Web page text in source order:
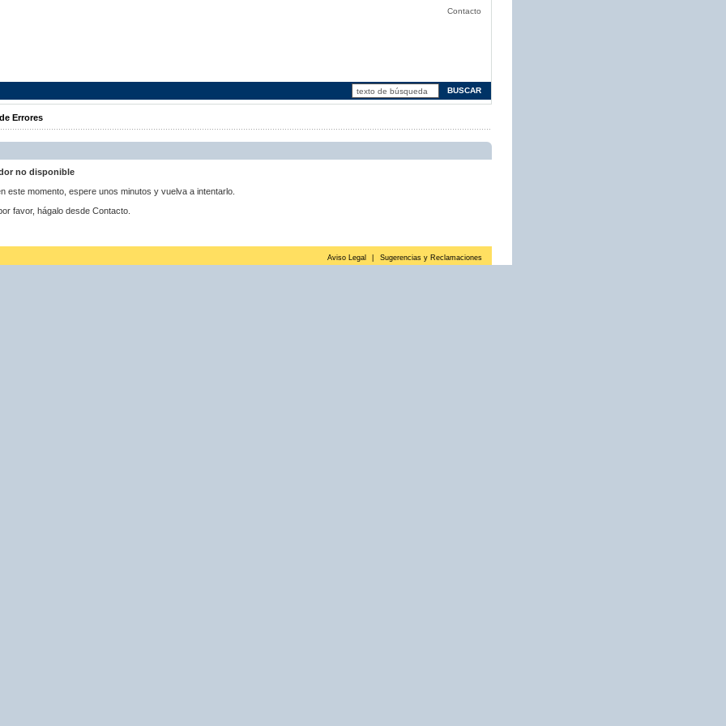
Contacto
Errores
no disponible
este momento, espere unos minutos y vuelva a intentarlo.
favor, hágalo desde Contacto.
Aviso Legal Sugerencias y Reclamaciones